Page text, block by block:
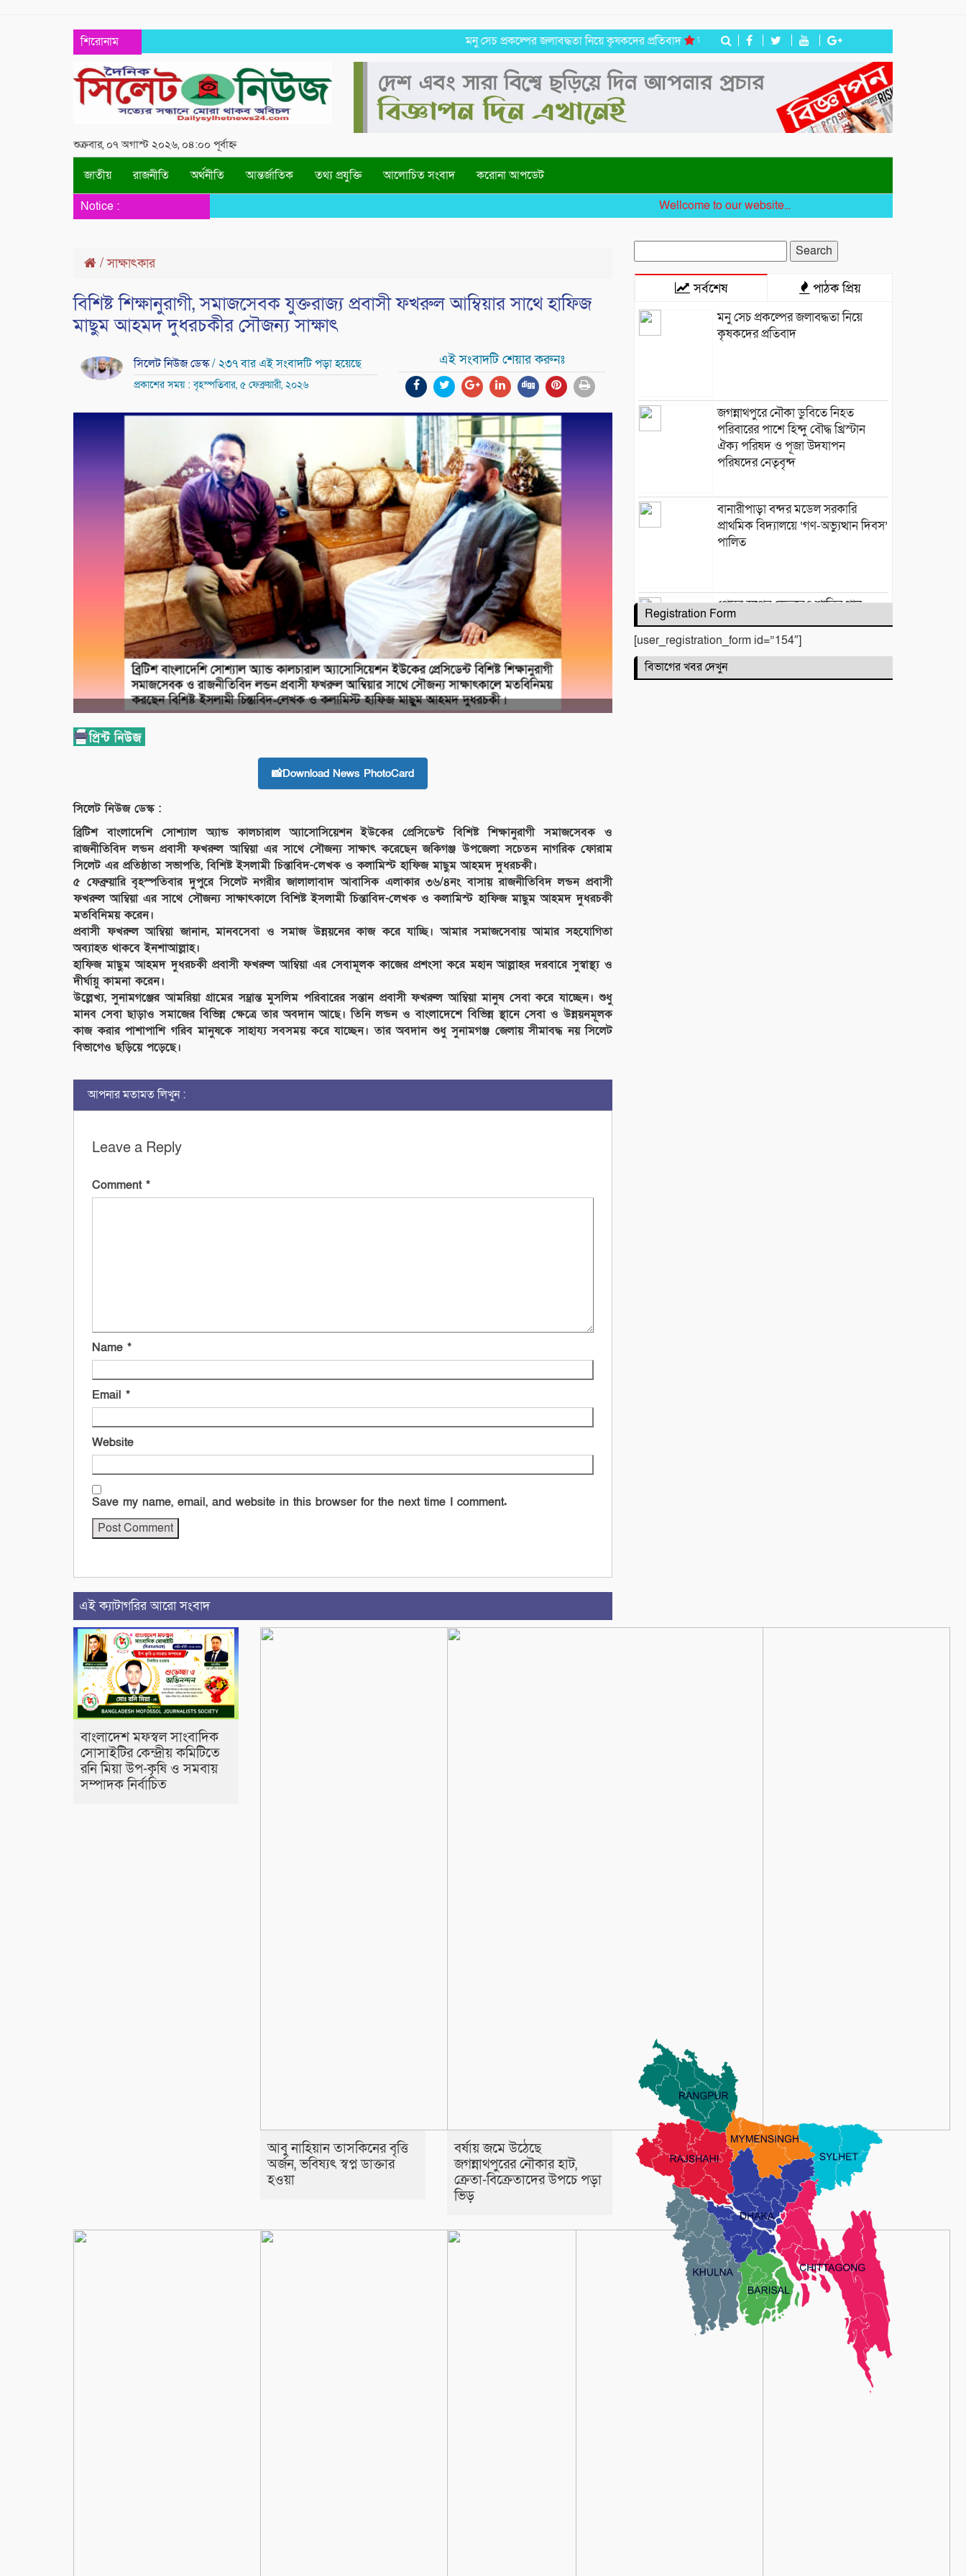
শিরোনাম মনু সেচ প্রকল্পের জলাবদ্ধতা নিয়ে কৃষকদের প্রতিবাদ জগন্নাথপুরে নৌকা ডুবিতে নিহত পরিবারের পাশে হিন্দু বৌদ্ধ খ্রিস্টান
শুক্রবার, ০৭ অগাস্ট ২০২৬, ০৪:০০ পূর্বাহ্ন
জাতীয় রাজনীতি অর্থনীতি আন্তর্জাতিক তথ্য প্রযুক্তি আলোচিত সংবাদ
করোনা আপডেট
Notice :
Wellcome to our website...
/সাক্ষাৎকার
বিশিষ্ট শিক্ষানুরাগী, সমাজসেবক যুক্তরাজ্য প্রবাসী ফখরুল আম্বিয়ার সাথে হাফিজ
মাছুম আহমদ দুধরচকীর সৌজন্য সাক্ষাৎ
সিলেট নিউজ ডেস্ক/ ২৩৭ বার এই সংবাদটি পড়া হয়েছে
প্রকাশের সময় : বৃহস্পতিবার, ৫ ফেব্রুয়ারী, ২০২৬
এই সংবাদটি শেয়ার করুনঃ
📸Download News PhotoCard
সিলেট নিউজ ডেস্ক :
ব্রিটিশ বাংলাদেশি সোশ্যাল অ্যান্ড কালচারাল অ্যাসোসিয়েশন ইউকের প্রেসিডেন্ট বিশিষ্ট শিক্ষানুরাগী সমাজসেবক ও
রাজনীতিবিদ লন্ডন প্রবাসী ফখরুল আম্বিয়া এর সাথে সৌজন্য সাক্ষাৎ করেছেন জকিগঞ্জ উপজেলা সচেতন নাগরিক ফোরাম
সিলেট এর প্রতিষ্ঠাতা সভাপতি, বিশিষ্ট ইসলামী চিন্তাবিদ-লেখক ও কলামিস্ট হাফিজ মাছুম আহমদ দুধরচকী।
৫ ফেব্রুয়ারি বৃহস্পতিবার দুপুরে সিলেট নগরীর জালালাবাদ আবাসিক এলাকার ৩৬/৪নং বাসায় রাজনীতিবিদ লন্ডন প্রবাসী
ফখরুল আম্বিয়া এর সাথে সৌজন্য সাক্ষাৎকালে বিশিষ্ট ইসলামী চিন্তাবিদ-লেখক ও কলামিস্ট হাফিজ মাছুম আহমদ দুধরচকী
মতবিনিময় করেন।
প্রবাসী ফখরুল আম্বিয়া জানান, মানবসেবা ও সমাজ উন্নয়নের কাজ করে যাচ্ছি। আমার সমাজসেবায় আমার সহযোগিতা
অব্যাহত থাকবে ইনশাআল্লাহ।
হাফিজ মাছুম আহমদ দুধরচকী প্রবাসী ফখরুল আম্বিয়া এর সেবামূলক কাজের প্রশংসা করে মহান আল্লাহর দরবারে সুস্বাস্থ্য ও
দীর্ঘায়ু কামনা করেন।
উল্লেখ্য, সুনামগঞ্জের আমরিয়া গ্রামের সম্ভ্রান্ত মুসলিম পরিবারের সন্তান প্রবাসী ফখরুল আম্বিয়া মানুষ সেবা করে যাচ্ছেন। শুধু
মানব সেবা ছাড়াও সমাজের বিভিন্ন ক্ষেত্রে তার অবদান আছে। তিনি লন্ডন ও বাংলাদেশে বিভিন্ন স্থানে সেবা ও উন্নয়নমূলক
কাজ করার পাশাপাশি গরিব মানুষকে সাহায্য সবসময় করে যাচ্ছেন। তার অবদান শুধু সুনামগঞ্জ জেলায় সীমাবদ্ধ নয় সিলেট
বিভাগেও ছড়িয়ে পড়েছে।
আপনার মতামত লিখুন :
Leave a Reply
Comment *
Name *
Email *
Website
Save my name, email, and website in this browser for the next time I comment.
এই ক্যাটাগরির আরো সংবাদ
বাংলাদেশ মফস্বল সাংবাদিক
সোসাইটির কেন্দ্রীয় কমিটিতে
রনি মিয়া উপ-কৃষি ও সমবায়
সম্পাদক নির্বাচিত
আবু নাহিয়ান তাসকিনের বৃত্তি
অর্জন, ভবিষ্যৎ স্বপ্ন ডাক্তার
হওয়া
বর্ষায় জমে উঠেছে
জগন্নাথপুরের নৌকার হাট,
ক্রেতা-বিক্রেতাদের উপচে পড়া
ভিড়
for:
সর্বশেষ পাঠক প্রিয়
মনু সেচ প্রকল্পের জলাবদ্ধতা নিয়ে
কৃষকদের প্রতিবাদ
জগন্নাথপুরে নৌকা ডুবিতে নিহত
পরিবারের পাশে হিন্দু বৌদ্ধ খ্রিস্টান
ঐক্য পরিষদ ও পূজা উদযাপন
পরিষদের নেতৃবৃন্দ
​বানারীপাড়া বন্দর মডেল সরকারি
প্রাথমিক বিদ্যালয়ে ‘গণ-অভ্যুত্থান দিবস’
পালিত
পোড়া স্বপ্নের ভেতরেও শান্তির গান
গাইলেন রাহুল আনন্দ
Registration Form
[user_registration_form id=”154″]
বিভাগের খবর দেখুন